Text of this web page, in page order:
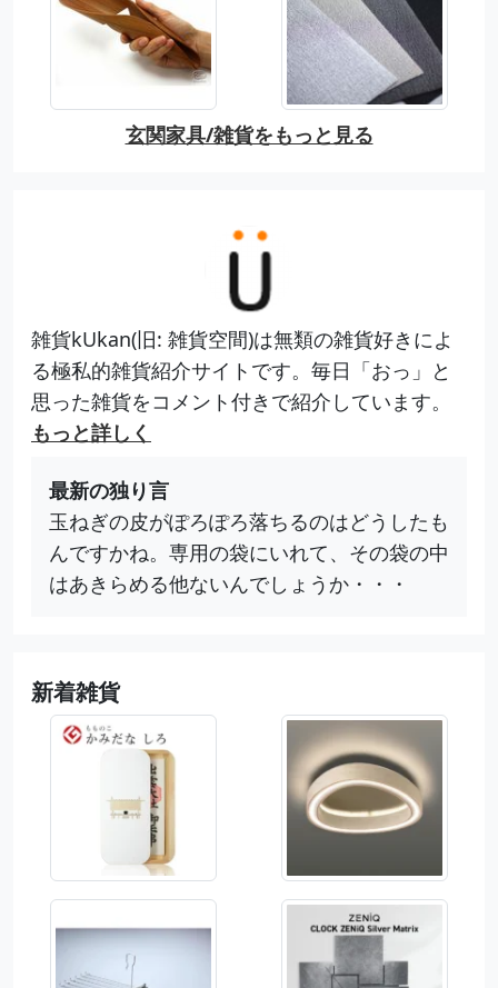
玄関家具/雑貨をもっと見る
雑貨kUkan(旧: 雑貨空間)は無類の雑貨好きによ
る極私的雑貨紹介サイトです。毎日「おっ」と
思った雑貨をコメント付きで紹介しています。
もっと詳しく
最新の独り言
玉ねぎの皮がぽろぽろ落ちるのはどうしたも
んですかね。専用の袋にいれて、その袋の中
はあきらめる他ないんでしょうか・・・
新着雑貨